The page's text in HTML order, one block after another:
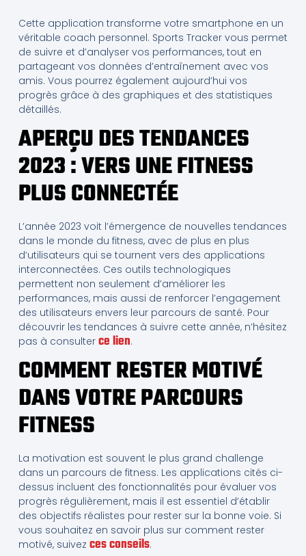
Cette application transforme votre smartphone en un
véritable coach personnel. Sports Tracker vous permet
de suivre et d’analyser vos performances, tout en
partageant vos données d’entraînement avec vos
amis. Vous pourrez également aujourd’hui vos
progrès grâce à des graphiques et des statistiques
détaillés.
APERÇU DES TENDANCES
2023 : VERS UNE FITNESS
PLUS CONNECTÉE
L’année 2023 voit l’émergence de nouvelles tendances
dans le monde du fitness, avec de plus en plus
d’utilisateurs qui se tournent vers des applications
interconnectées. Ces outils technologiques
permettent non seulement d’améliorer les
performances, mais aussi de renforcer l’engagement
des utilisateurs envers leur parcours de santé. Pour
découvrir les tendances à suivre cette année, n’hésitez
pas à consulter ce lien.
COMMENT RESTER MOTIVÉ
DANS VOTRE PARCOURS
FITNESS
La motivation est souvent le plus grand challenge
dans un parcours de fitness. Les applications cités ci-
dessus incluent des fonctionnalités pour évaluer vos
progrès régulièrement, mais il est essentiel d’établir
des objectifs réalistes pour rester sur la bonne voie. Si
vous souhaitez en savoir plus sur comment rester
motivé, suivez ces conseils.